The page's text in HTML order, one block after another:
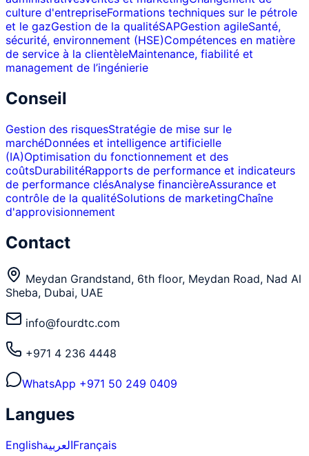
culture d'entrepriseFormations techniques sur le pétrole
et le gazGestion de la qualitéSAPGestion agileSanté,
sécurité, environnement (HSE)Compétences en matière
de service à la clientèleMaintenance, fiabilité et
management de l’ingénierie
Conseil
Gestion des risquesStratégie de mise sur le
marchéDonnées et intelligence artificielle
(IA)Optimisation du fonctionnement et des
coûtsDurabilitéRapports de performance et indicateurs
de performance clésAnalyse financièreAssurance et
contrôle de la qualitéSolutions de marketingChaîne
d'approvisionnement
Contact
Meydan Grandstand, 6th floor, Meydan Road, Nad Al
Sheba, Dubai, UAE
info@fourdtc.com
+971 4 236 4448
WhatsApp +971 50 249 0409
Langues
EnglishالعربيةFrançais